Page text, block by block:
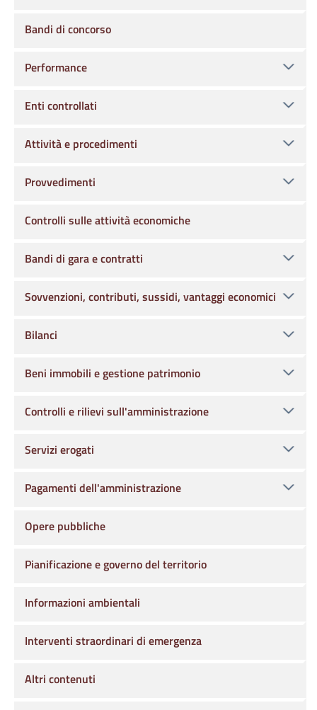
Bandi di concorso
Performance
Enti controllati
Attività e procedimenti
Provvedimenti
Controlli sulle attività economiche
Bandi di gara e contratti
Sovvenzioni, contributi, sussidi, vantaggi economici
Bilanci
Beni immobili e gestione patrimonio
Controlli e rilievi sull'amministrazione
Servizi erogati
Pagamenti dell'amministrazione
Opere pubbliche
Pianificazione e governo del territorio
Informazioni ambientali
Interventi straordinari di emergenza
Altri contenuti